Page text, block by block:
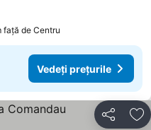
faţă de Centru
Vedeți prețurile
Distribuiți